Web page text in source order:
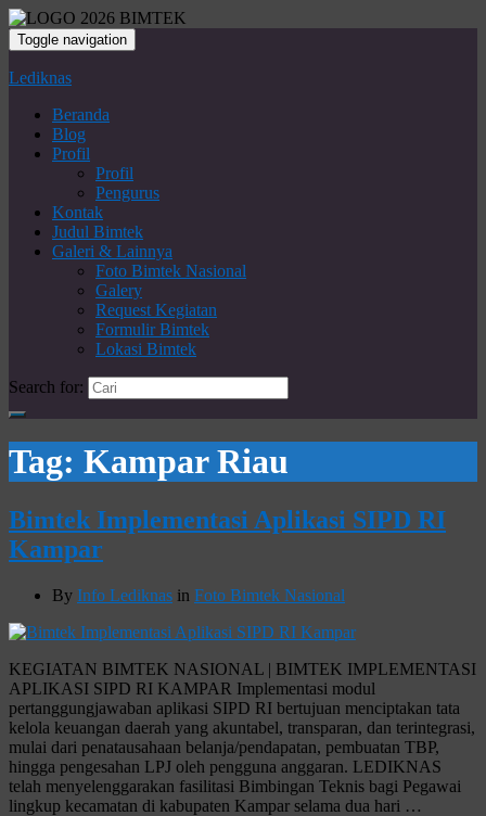
Toggle navigation
Lediknas
Beranda
Blog
Profil
Profil
Pengurus
Kontak
Judul Bimtek
Galeri & Lainnya
Foto Bimtek Nasional
Galery
Request Kegiatan
Formulir Bimtek
Lokasi Bimtek
Search for:
Tag: Kampar Riau
Bimtek Implementasi Aplikasi SIPD RI
Kampar
By Info Lediknas in Foto Bimtek Nasional
KEGIATAN BIMTEK NASIONAL | BIMTEK IMPLEMENTASI
APLIKASI SIPD RI KAMPAR Implementasi modul
pertanggungjawaban aplikasi SIPD RI bertujuan menciptakan tata
kelola keuangan daerah yang akuntabel, transparan, dan terintegrasi,
mulai dari penatausahaan belanja/pendapatan, pembuatan TBP,
hingga pengesahan LPJ oleh pengguna anggaran. LEDIKNAS
telah menyelenggarakan fasilitasi Bimbingan Teknis bagi Pegawai
lingkup kecamatan di kabupaten Kampar selama dua hari …